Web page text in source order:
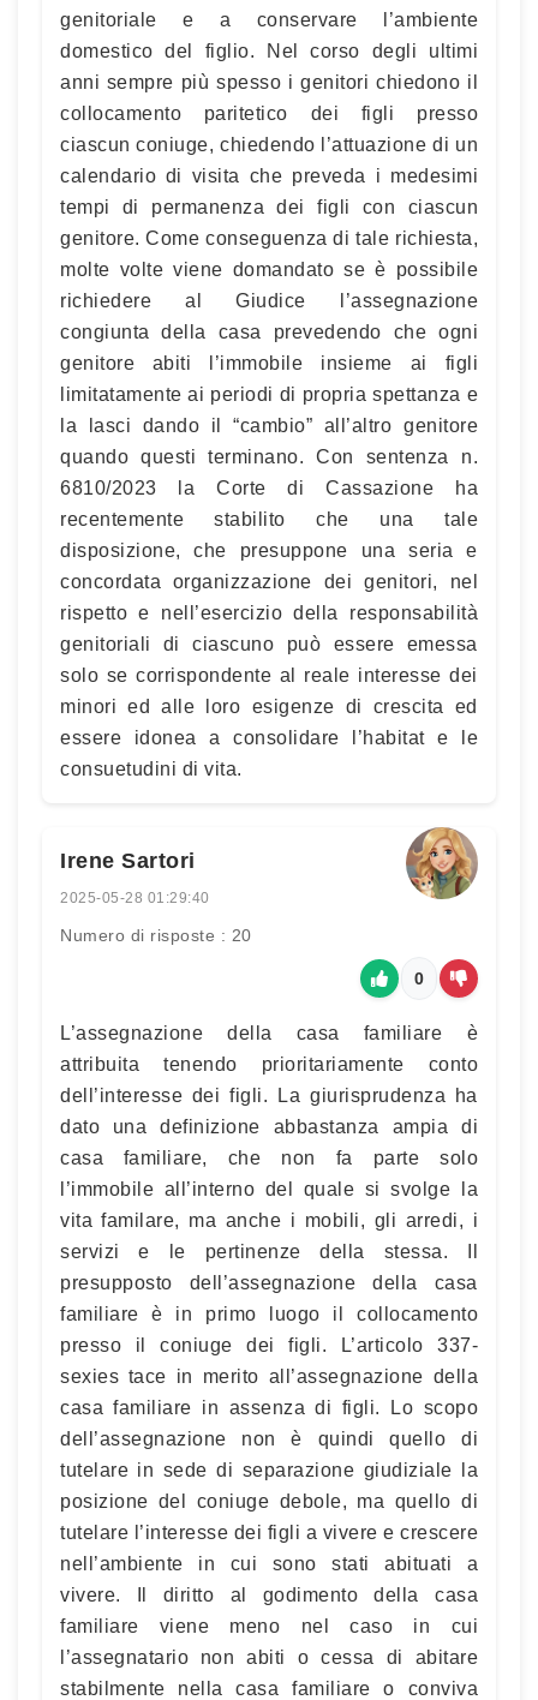
genitoriale e a conservare l’ambiente
domestico del figlio. Nel corso degli ultimi
anni sempre più spesso i genitori chiedono il
collocamento paritetico dei figli presso
ciascun coniuge, chiedendo l’attuazione di un
calendario di visita che preveda i medesimi
tempi di permanenza dei figli con ciascun
genitore. Come conseguenza di tale richiesta,
molte volte viene domandato se è possibile
richiedere al Giudice l’assegnazione
congiunta della casa prevedendo che ogni
genitore abiti l’immobile insieme ai figli
limitatamente ai periodi di propria spettanza e
la lasci dando il “cambio” all’altro genitore
quando questi terminano. Con sentenza n.
6810/2023 la Corte di Cassazione ha
recentemente stabilito che una tale
disposizione, che presuppone una seria e
concordata organizzazione dei genitori, nel
rispetto e nell’esercizio della responsabilità
genitoriali di ciascuno può essere emessa
solo se corrispondente al reale interesse dei
minori ed alle loro esigenze di crescita ed
essere idonea a consolidare l’habitat e le
consuetudini di vita.
Irene Sartori
2025-05-28 01:29:40
Numero di risposte : 20
0
L’assegnazione della casa familiare è
attribuita tenendo prioritariamente conto
dell’interesse dei figli. La giurisprudenza ha
dato una definizione abbastanza ampia di
casa familiare, che non fa parte solo
l’immobile all’interno del quale si svolge la
vita familare, ma anche i mobili, gli arredi, i
servizi e le pertinenze della stessa. Il
presupposto dell’assegnazione della casa
familiare è in primo luogo il collocamento
presso il coniuge dei figli. L’articolo 337-
sexies tace in merito all’assegnazione della
casa familiare in assenza di figli. Lo scopo
dell’assegnazione non è quindi quello di
tutelare in sede di separazione giudiziale la
posizione del coniuge debole, ma quello di
tutelare l’interesse dei figli a vivere e crescere
nell’ambiente in cui sono stati abituati a
vivere. Il diritto al godimento della casa
familiare viene meno nel caso in cui
l’assegnatario non abiti o cessa di abitare
stabilmente nella casa familiare o conviva